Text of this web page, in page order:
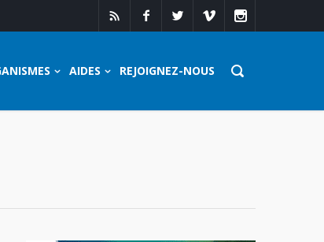
AIDES REJOIGNEZ-NOUS